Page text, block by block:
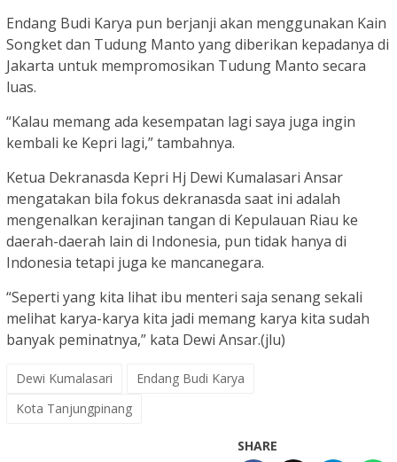
Endang Budi Karya pun berjanji akan menggunakan Kain
Songket dan Tudung Manto yang diberikan kepadanya di
Jakarta untuk mempromosikan Tudung Manto secara
luas.
“Kalau memang ada kesempatan lagi saya juga ingin
kembali ke Kepri lagi,” tambahnya.
Ketua Dekranasda Kepri Hj Dewi Kumalasari Ansar
mengatakan bila fokus dekranasda saat ini adalah
mengenalkan kerajinan tangan di Kepulauan Riau ke
daerah-daerah lain di Indonesia, pun tidak hanya di
Indonesia tetapi juga ke mancanegara.
“Seperti yang kita lihat ibu menteri saja senang sekali
melihat karya-karya kita jadi memang karya kita sudah
banyak peminatnya,” kata Dewi Ansar.(jlu)
Dewi Kumalasari
Endang Budi Karya
Kota Tanjungpinang
SHARE